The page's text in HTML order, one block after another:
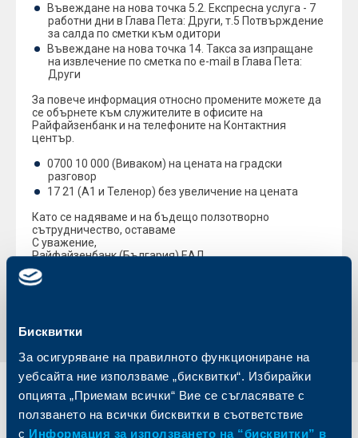
Бисквитки
За осигуряване на правилното функциониране на
уебсайта ние използваме „бисквитки“. Избирайки
опцията „Приемам всички“ Вие се съгласявате с
ползването на всички бисквитки в съответствие
с Информация за използването на “бисквитки” в
Въвеждане на нова точка 5.2. Експресна услуга - 7
работни дни в Глава Пета: Други, т.5 Потвърждение
за салда по сметки към одитори
Въвеждане на нова точка 14. Такса за изпращане
на извлечение по сметка по e-mail в Глава Пета:
Други
За повече информация относно промените можете да
се обърнете към служителите в офисите на
Райфайзенбанк и на телефоните на Контактния
център.
0700 10 000 (Виваком) на цената на градски
разговор
17 21 (А1 и Теленор) без увеличение на цената
Като се надяваме и на бъдещо ползотворно
сътрудничество, оставаме
С уважение,
Райфайзенбанк (България) ЕАД
Индивидуални
клиенти
Бизнес
клиенти